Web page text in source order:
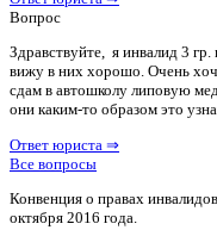
Вопрос
Здравствуйте, я инвалид 3
вижу в них хорошо. Очень
сдам в автошколу липовую
они каким-то образом это
Ответ юриста ⇒
Все вопросы
Конвенция о правах
октября 2016 года.